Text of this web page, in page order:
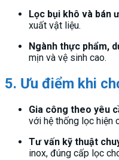
Lọc bụi khô và bán
xuất vật liệu.
Ngành thực phẩm,
mịn và vệ sinh cao.
5. Ưu điểm khi
Gia công theo yêu
với hệ thống lọc hiện
Tư vấn kỹ thuật
inox, đúng cấp lọc